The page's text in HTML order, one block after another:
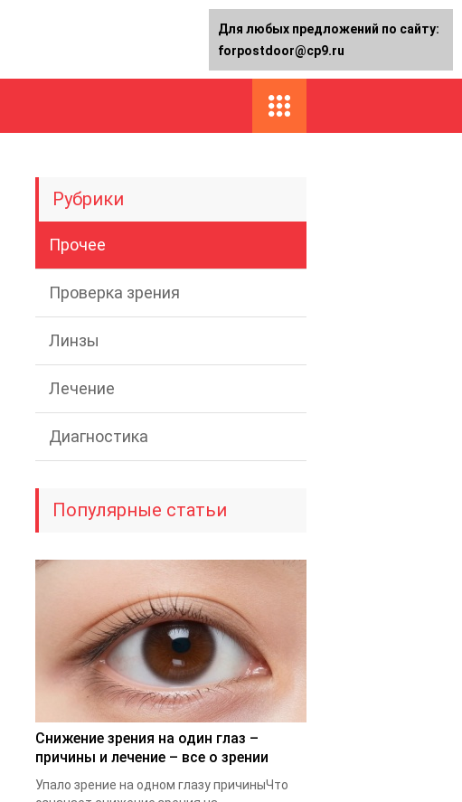
Рубрики
Прочее
Проверка зрения
Линзы
Лечение
Диагностика
Популярные статьи
Снижение зрения на один глаз –
причины и лечение – все о зрении
Упало зрение на одном глазу причиныЧто
Для любых предложений по сайту:
forpostdoor@cp9.ru